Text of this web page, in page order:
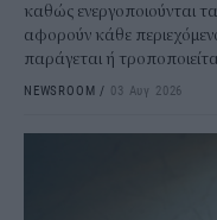
καθώς ενεργοποιούνται
αφορούν κάθε
παράγεται ή
NEWSROOM / 03 Αυγ 2026